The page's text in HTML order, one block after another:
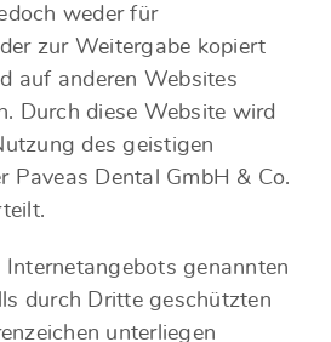
weder für
zur Weitergabe kopiert
auf anderen Websites
Durch diese Website wird
des geistigen
Paveas Dental GmbH & Co.
Internetangebots genannten
durch Dritte geschützten
unterliegen